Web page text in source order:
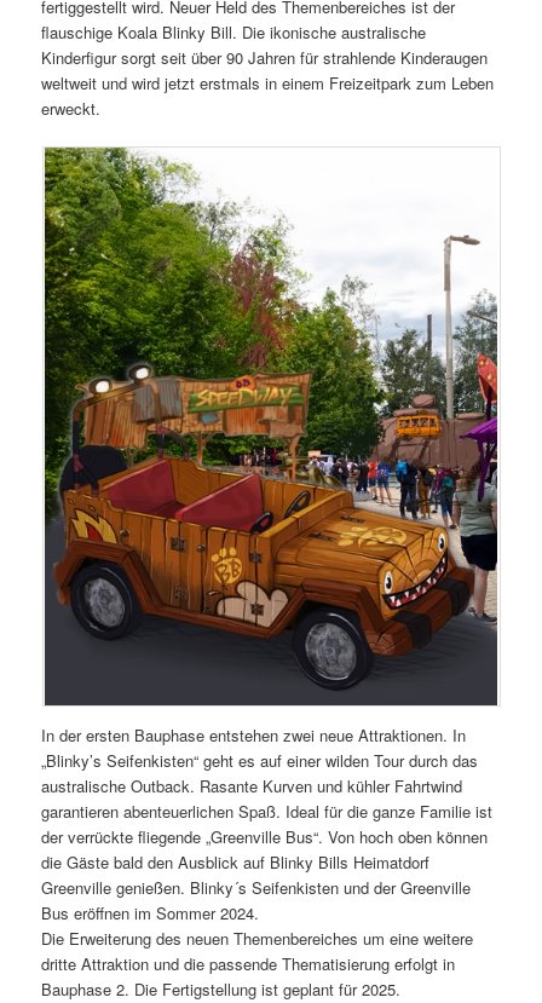
fertiggestellt wird. Neuer Held des Themenbereiches ist der
flauschige Koala Blinky Bill. Die ikonische australische
Kinderfigur sorgt seit über 90 Jahren für strahlende Kinderaugen
weltweit und wird jetzt erstmals in einem Freizeitpark zum Leben
erweckt.
In der ersten Bauphase entstehen zwei neue Attraktionen. In
„Blinky’s Seifenkisten“ geht es auf einer wilden Tour durch das
australische Outback. Rasante Kurven und kühler Fahrtwind
garantieren abenteuerlichen Spaß. Ideal für die ganze Familie ist
der verrückte fliegende „Greenville Bus“. Von hoch oben können
die Gäste bald den Ausblick auf Blinky Bills Heimatdorf
Greenville genießen. Blinky´s Seifenkisten und der Greenville
Bus eröffnen im Sommer 2024.
Die Erweiterung des neuen Themenbereiches um eine weitere
dritte Attraktion und die passende Thematisierung erfolgt in
Bauphase 2. Die Fertigstellung ist geplant für 2025.